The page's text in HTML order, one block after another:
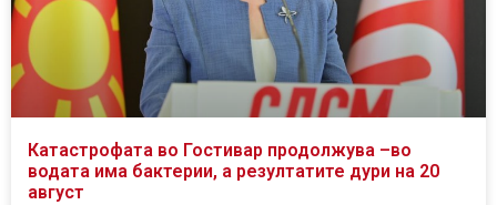
Катастрофата во Гостивар продолжува –во
водата има бактерии, а резултатите дури на 20
август